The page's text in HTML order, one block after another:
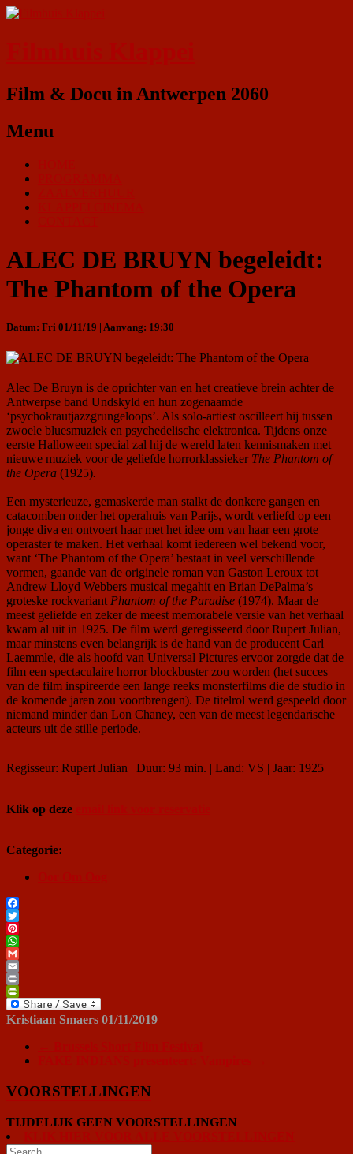
Film & Docu in Antwerpen 2060
Menu
ALEC DE BRUYN begeleidt:
The Phantom of the Opera
Datum: Fri 01/11/19 | Aanvang: 19:30
Alec De Bruyn is de oprichter van en het creatieve brein achter de
Antwerpse band Undskyld en hun zogenaamde
‘psychokrautjazzgrungeloops’. Als solo-artiest oscilleert hij tussen
zwoele bluesmuziek en psychedelische elektronica. Tijdens onze
eerste Halloween special zal hij de wereld laten kennismaken met
nieuwe muziek voor de geliefde horrorklassieker The Phantom of
the Opera (1925).
Een mysterieuze, gemaskerde man stalkt de donkere gangen en
catacomben onder het operahuis van Parijs, wordt verliefd op een
jonge diva en ontvoert haar met het idee om van haar een grote
operaster te maken. Het verhaal komt iedereen wel bekend voor,
want ‘The Phantom of the Opera’ bestaat in veel verschillende
vormen, gaande van de originele roman van Gaston Leroux tot
Andrew Lloyd Webbers musical megahit en Brian DePalma’s
groteske rockvariantPhantom of the Paradise (1974). Maar de
meest geliefde en zeker de meest memorabele versie van het verhaal
kwam al uit in 1925. De film werd geregisseerd door Rupert Julian,
maar minstens even belangrijk is de hand van de producent Carl
Laemmle, die als hoofd van Universal Pictures ervoor zorgde dat de
film een spectaculaire horror blockbuster zou worden (het succes
van de film inspireerde een lange reeks monsterfilms die de studio in
de komende jaren zou voortbrengen). De titelrol werd gespeeld door
niemand minder dan Lon Chaney, een van de meest legendarische
acteurs uit de stille periode.
Regisseur: Rupert Julian | Duur: 93 min. | Land: VS | Jaar: 1925
Klik op deze
Categorie:
Facebook
Twitter
Pinterest
WhatsApp
Gmail
Email
Print
PrintFriendly
Kristiaan Smaers 01/11/2019
VOORSTELLINGEN
TIJDELIJK GEEN VOORSTELLINGEN